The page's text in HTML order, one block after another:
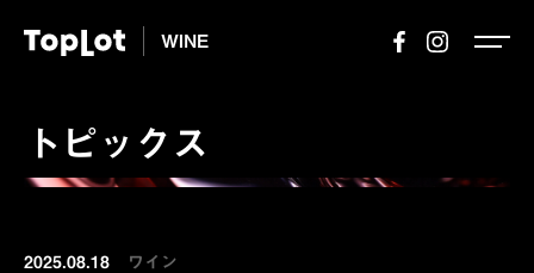
WINE
トピックス
2025.08.18 ワイン